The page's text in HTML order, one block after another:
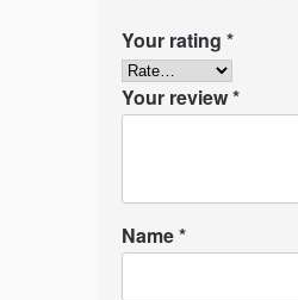
Your rating *
Your review*
Name*